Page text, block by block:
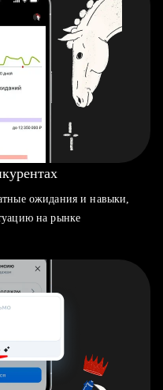
ожидания и навыки,
на рынке